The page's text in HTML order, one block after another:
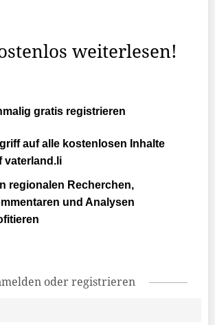
weiterlesen!
gratis registrieren
auf alle kostenlosen Inhalte
vaterland.li
regionalen Recherchen,
und Analysen
oder registrieren